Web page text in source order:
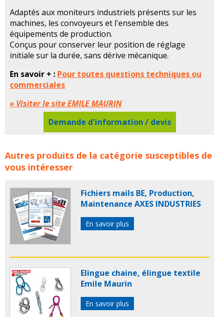
Adaptés aux moniteurs industriels présents sur les
machines, les convoyeurs et l'ensemble des
équipements de production.
Conçus pour conserver leur position de réglage
initiale sur la durée, sans dérive mécanique.
En savoir + : Pour toutes questions techniques ou
commerciales
» Visiter le site EMILE MAURIN
Demande d'information / devis
Supports écrans ordinateurs PC EMILE MAURIN
concerne les familles de produits :
support ecran
Autres produits de la catégorie susceptibles de
vous intéresser
Fichiers mails BE, Production,
Maintenance AXES INDUSTRIES
En savoir plus
Elingue chaine, élingue textile
Emile Maurin
En savoir plus